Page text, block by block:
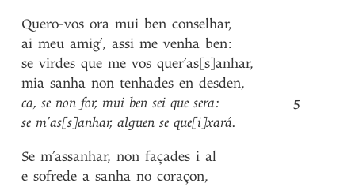
Quero-vos ora mui ben conselhar,
ai meu amig’, assi me venha ben:
se virdes que me vos quer’as[s]anhar,
mia sanha non tenhades en desden,
ca, se non for, mui ben sei que sera:
se m’as[s]anhar, alguen se que[i]xará.
Se m’assanhar, non façades i al
e sofrede a sanha no coraçon,
5